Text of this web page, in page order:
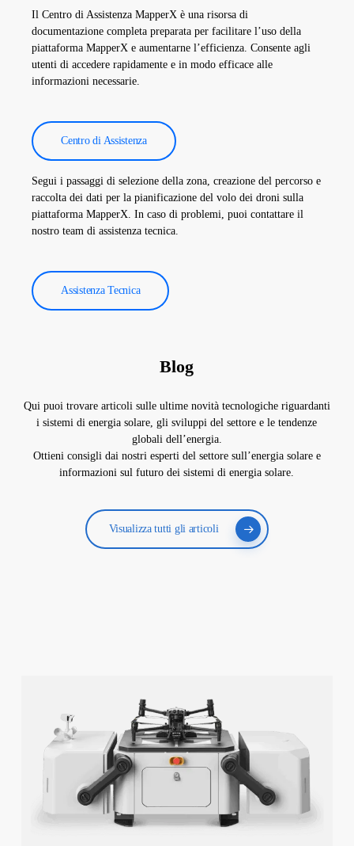
ridurre i costi operativi.
Il Centro di Assistenza MapperX è una risorsa di
documentazione completa preparata per facilitare l’uso della
piattaforma MapperX e aumentarne l’efficienza. Consente agli
utenti di accedere rapidamente e in modo efficace alle
informazioni necessarie.
Centro di Assistenza
Segui i passaggi di selezione della zona, creazione del percorso e
raccolta dei dati per la pianificazione del volo dei droni sulla
piattaforma MapperX. In caso di problemi, puoi contattare il
nostro team di assistenza tecnica.
Assistenza Tecnica
Blog
Qui puoi trovare articoli sulle ultime novità tecnologiche riguardanti
i sistemi di energia solare, gli sviluppi del settore e le tendenze
globali dell’energia.
Ottieni consigli dai nostri esperti del settore sull’energia solare e
informazioni sul futuro dei sistemi di energia solare.
Visualizza tutti gli articoli